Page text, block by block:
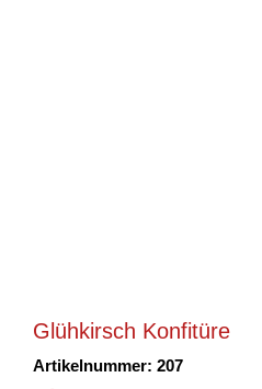
Glühkirsch Konfitüre
Artikelnummer: 207